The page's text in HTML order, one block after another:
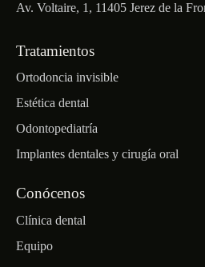
Av. Voltaire, 1, 11405 Jerez de la
Tratamientos
Ortodoncia invisible
Estética dental
Odontopediatría
Implantes dentales y cirugía oral
Conócenos
Clínica dental
Equipo